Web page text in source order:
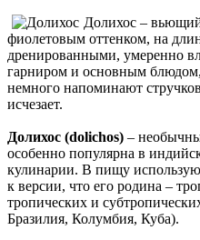
Долихос –
фиолетовым оттенком, на
дренированными, умеренно
гарниром и основным
немного напоминают
исчезает.
Долихос (dolichos) –
особенно популярна в
кулинарии. В пищу
к версии, что его родина –
тропических и
Бразилия, Колумбия, Куба).